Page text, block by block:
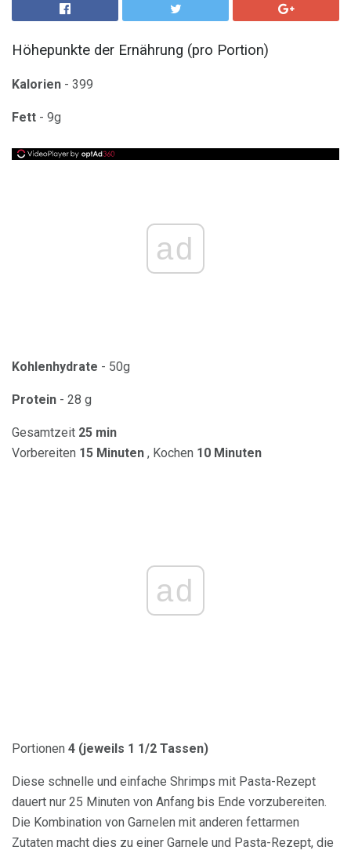
Höhepunkte der Ernährung (pro Portion)
Kalorien - 399
Fett - 9g
ad
Kohlenhydrate - 50g
Protein - 28 g
Gesamtzeit 25 min
Vorbereiten 15 Minuten , Kochen 10 Minuten
ad
Portionen 4 (jeweils 1 1/2 Tassen)
Diese schnelle und einfache Shrimps mit Pasta-Rezept
dauert nur 25 Minuten von Anfang bis Ende vorzubereiten.
Die Kombination von Garnelen mit anderen fettarmen
Zutaten macht dies zu einer Garnele und Pasta-Rezept, die